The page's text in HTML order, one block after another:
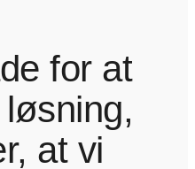
for at
at vi